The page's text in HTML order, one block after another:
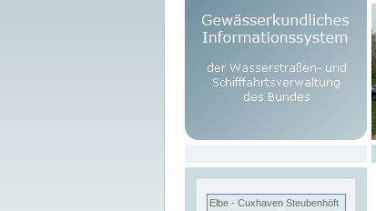
Elbe - Cuxhaven Steubenhöft